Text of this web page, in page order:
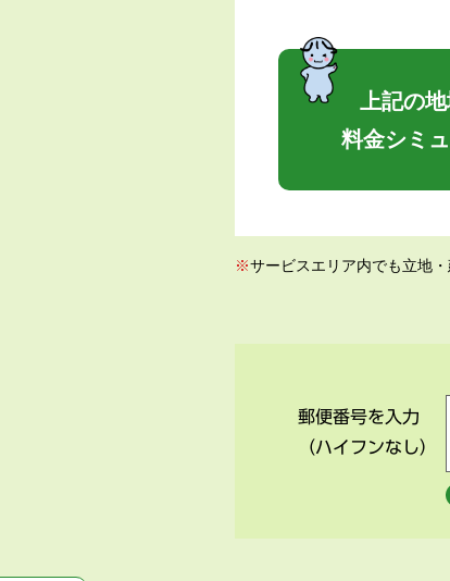
上記の
料金シミ
※サービスエリア内でも立地
郵便番号を入力
（ハイフンなし）